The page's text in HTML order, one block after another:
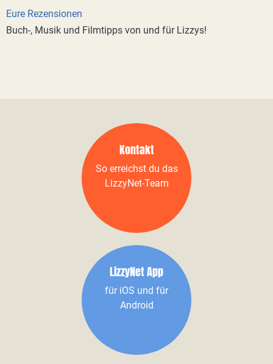
Eure Rezensionen
Buch-, Musik und Filmtipps von und für Lizzys!
Kontakt
So erreichst du das
LizzyNet-Team
LizzyNet App
für iOS und für
Android